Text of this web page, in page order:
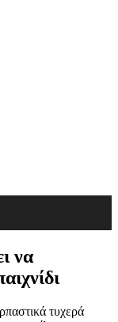
να
τυχερά